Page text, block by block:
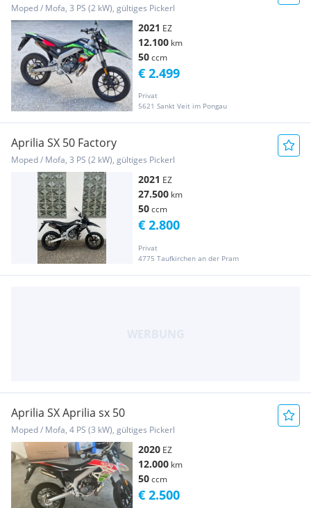
Moped / Mofa, 3 PS (2 kW), gültiges Pickerl
2021 EZ
12.100 km
50ccm
Privat
5621 Sankt Veit im Pongau
€ 2.499
Aprilia SX 50 Factory
Moped / Mofa, 3 PS (2 kW), gültiges Pickerl
2021 EZ
27.500 km
50ccm
Privat
4775 Taufkirchen an der Pram
€ 2.800
Aprilia SX Aprilia sx 50
Moped / Mofa, 4 PS (3 kW), gültiges Pickerl
2020 EZ
12.000 km
50ccm
€ 2.500